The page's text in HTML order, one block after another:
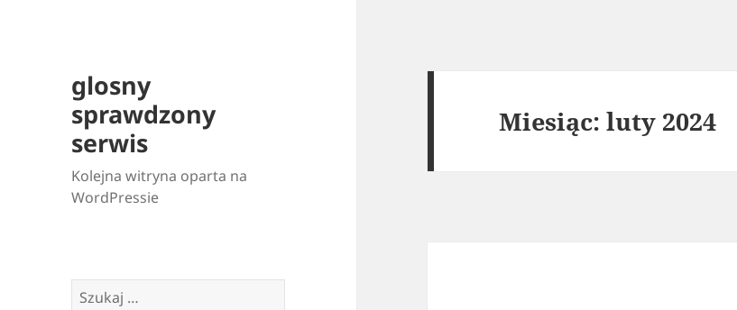
glosny
sprawdzony
serwis
Kolejna witryna oparta na
WordPressie
Szukaj:
Miesiąc:luty 2024